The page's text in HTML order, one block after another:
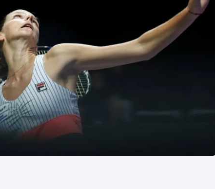
Olympijské hry
Parasport
Plavání
Plážový volejbal
Triatlon
Veslování
Vodní slalom